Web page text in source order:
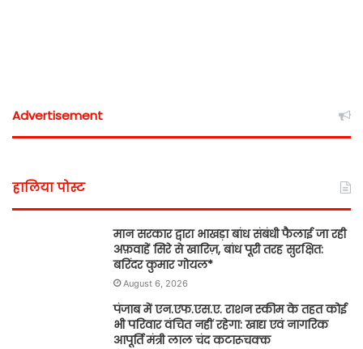
Advertisement
हालिया पोस्ट
मान सरकार द्वारा भाखड़ा बांध संबंधी फैलाई जा रही
अफ़वाहें सिरे से खारिज़, बांध पूरी तरह सुरक्षित:
बरिंदर कुमार गोयल*
August 6, 2026
पंजाब में एन.एफ.एस.ए. राशन स्कीम के तहत कोई
भी परिवार वंचित नहीं रहेगा: खाद्य एवं नागरिक
आपूर्ति मंत्री लाल चंद कटारूचक्क